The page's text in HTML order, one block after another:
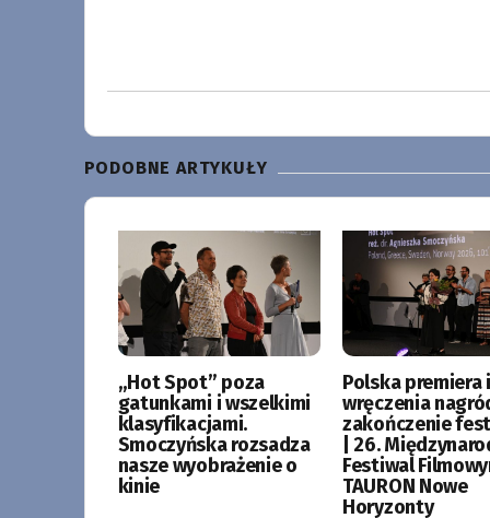
PODOBNE ARTYKUŁY
„Hot Spot” poza
gatunkami i wszelkimi
klasyfikacjami.
Smoczyńska rozsadza
nasze wyobrażenie o
kinie
Polska premiera
wręczenia
zakończenie
| 26.
Festiwal
TAURON Nowe
Horyzonty